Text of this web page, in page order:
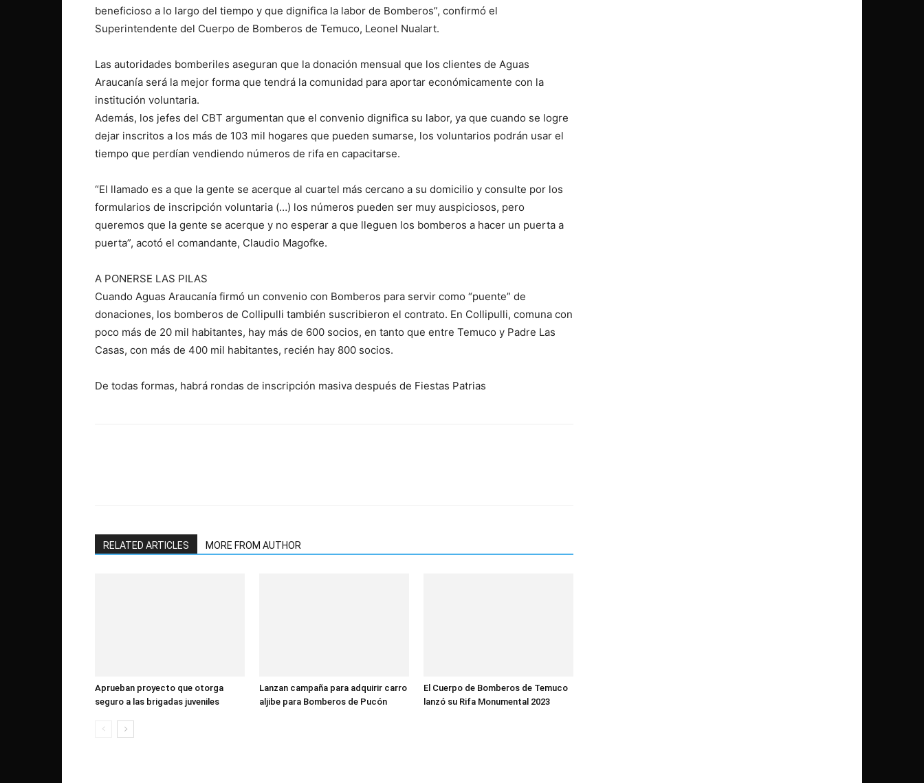
beneficioso a lo largo del tiempo y que dignifica la labor de Bomberos”, confirmó el
Superintendente del Cuerpo de Bomberos de Temuco, Leonel Nualart.
Las autoridades bomberiles aseguran que la donación mensual que los clientes de Aguas
Araucanía será la mejor forma que tendrá la comunidad para aportar económicamente con la
institución voluntaria.
Además, los jefes del CBT argumentan que el convenio dignifica su labor, ya que cuando se logre
dejar inscritos a los más de 103 mil hogares que pueden sumarse, los voluntarios podrán usar el
tiempo que perdían vendiendo números de rifa en capacitarse.
“El llamado es a que la gente se acerque al cuartel más cercano a su domicilio y consulte por los
formularios de inscripción voluntaria (…) los números pueden ser muy auspiciosos, pero
queremos que la gente se acerque y no esperar a que lleguen los bomberos a hacer un puerta a
puerta”, acotó el comandante, Claudio Magofke.
A PONERSE LAS PILAS
Cuando Aguas Araucanía firmó un convenio con Bomberos para servir como “puente” de
donaciones, los bomberos de Collipulli también suscribieron el contrato. En Collipulli, comuna con
poco más de 20 mil habitantes, hay más de 600 socios, en tanto que entre Temuco y Padre Las
Casas, con más de 400 mil habitantes, recién hay 800 socios.
De todas formas, habrá rondas de inscripción masiva después de Fiestas Patrias
RELATED ARTICLES MORE FROM AUTHOR
Aprueban proyecto que otorga
seguro a las brigadas juveniles
Lanzan campaña para adquirir carro
aljibe para Bomberos de Pucón
El Cuerpo de Bomberos de Temuco
lanzó su Rifa Monumental 2023